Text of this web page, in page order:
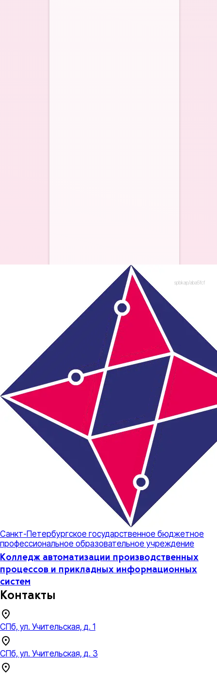
Санкт-Петербургское государственное бюджетное
профессиональное образовательное учреждение
Колледж автоматизации производственных
процессов и прикладных информационных
систем
Контакты
СПб, ул. Учительская, д. 1
СПб, ул. Учительская, д. 3
spbkap/aba5fcf